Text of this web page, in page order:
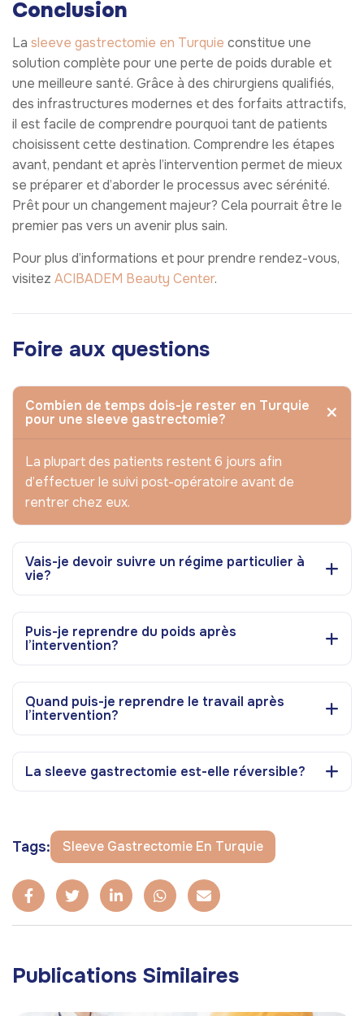
Conclusion
La sleeve gastrectomie en Turquie constitue une
solution complète pour une perte de poids durable et
une meilleure santé. Grâce à des chirurgiens qualifiés,
des infrastructures modernes et des forfaits attractifs,
il est facile de comprendre pourquoi tant de patients
choisissent cette destination. Comprendre les étapes
avant, pendant et après l’intervention permet de mieux
se préparer et d’aborder le processus avec sérénité.
Prêt pour un changement majeur? Cela pourrait être le
premier pas vers un avenir plus sain.
Pour plus d’informations et pour prendre rendez-vous,
visitez ACIBADEM Beauty Center.
Foire aux questions
Combien de temps dois-je rester en Turquie
pour une sleeve gastrectomie?
La plupart des patients restent 6 jours afin
d’effectuer le suivi post-opératoire avant de
rentrer chez eux.
Vais-je devoir suivre un régime particulier à
vie?
Puis-je reprendre du poids après
l’intervention?
Quand puis-je reprendre le travail après
l’intervention?
La sleeve gastrectomie est-elle réversible?
Tags: Sleeve Gastrectomie En Turquie
Publications Similaires